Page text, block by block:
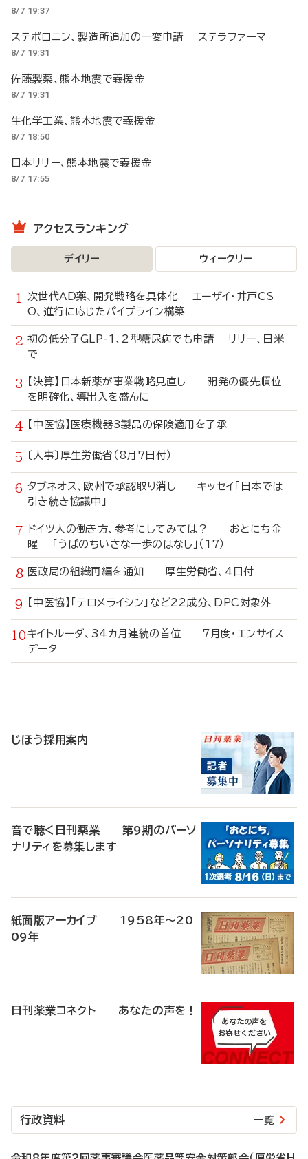
8/7 19:37
ステボロニン、製造所追加の一変申請 ステラファーマ
8/7 19:31
佐藤製薬、熊本地震で義援金
8/7 19:31
生化学工業、熊本地震で義援金
8/7 18:50
日本リリー、熊本地震で義援金
8/7 17:55
アクセスランキング
デイリー ウィークリー
次世代AD薬、開発戦略を具体化 エーザイ・井戸CS
O、進行に応じたパイプライン構築
初の低分子GLP-1、2型糖尿病でも申請 リリー、日米
で
【決算】日本新薬が事業戦略見直し 開発の優先順位
を明確化、導出入を盛んに
【中医協】医療機器3製品の保険適用を了承
〔人事〕厚生労働省（8月7日付）
タブネオス、欧州で承認取り消し キッセイ「日本では
引き続き協議中」
ドイツ人の働き方、参考にしてみては？ おとにち金
曜 「うぱのちいさな一歩のはなし」（17）
医政局の組織再編を通知 厚生労働省、4日付
【中医協】「テロメライシン」など22成分、DPC対象外
キイトルーダ、34カ月連続の首位 7月度・エンサイス
データ
じほう採用案内
音で聴く日刊薬業 第9期のパーソ
ナリティを募集します
紙面版アーカイブ 1958年～20
09年
日刊薬業コネクト あなたの声を！
行政資料 一覧